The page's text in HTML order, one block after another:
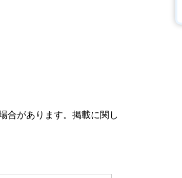
合があります。掲載に関し